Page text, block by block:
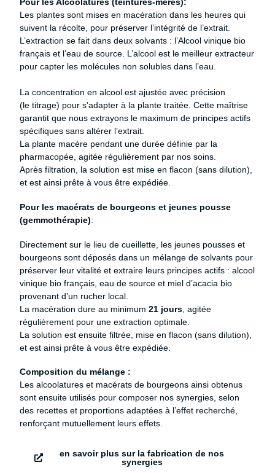
Pour les Alcoolatures (teintures-mères):
Les plantes sont mises en macération dans les heures qui
suivent la récolte, pour préserver l’intégrité de l’extrait.
L’extraction se fait dans deux solvants : l’Alcool vinique bio
français et l’eau de source. L’alcool est le meilleur extracteur
pour capter les molécules non solubles dans l’eau.
La concentration en alcool est ajustée avec précision
(le titrage) pour s’adapter à la plante traitée. Cette maîtrise
garantit que nous extrayons le maximum de principes actifs
spécifiques sans altérer l’extrait.
La plante macère pendant une durée définie par la
pharmacopée, agitée régulièrement par nos soins.
Après filtration, la solution est mise en flacon (sans dilution),
et est ainsi prête à vous être expédiée.
Pour les macérats de bourgeons et jeunes pousse
(gemmothérapie):
Directement sur le lieu de cueillette, les jeunes pousses et
bourgeons sont déposés dans un mélange de solvants pour
préserver leur vitalité et extraire leurs principes actifs : alcool
vinique bio français, eau de source et miel d’acacia bio
provenant d’un rucher local.
La macération dure au minimum 21 jours, agitée
régulièrement pour une extraction optimale.
La solution est ensuite filtrée, mise en flacon (sans dilution),
et est ainsi prête à vous être expédiée.
Composition du mélange :
Les alcoolatures et macérats de bourgeons ainsi obtenus
sont ensuite utilisés pour composer nos synergies, selon
des recettes et proportions adaptées à l’effet recherché,
renforçant mutuellement leurs effets.
en savoir plus sur la fabrication de nos
synergies